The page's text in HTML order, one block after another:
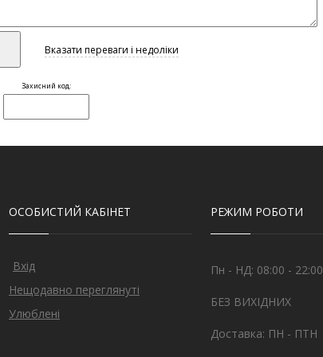
ОСОБИСТИЙ КАБІНЕТ
Вхід
Нещодавно переглянуті
Улюблені
РЕЖИМ РОБОТИ
Пн - НД: 08:00 - 22:00
БЕЗ ВИХІДНИХ
Доставка: ПН - ПТН